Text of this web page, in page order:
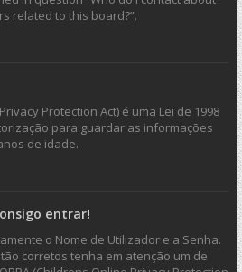
related to this board?”.
Protection Act) é uma Lei de 1998
para guardar as informações
de idade.
entrar!
o Nome de Utilizador e a Senha.
corretos tenha em atenção um de